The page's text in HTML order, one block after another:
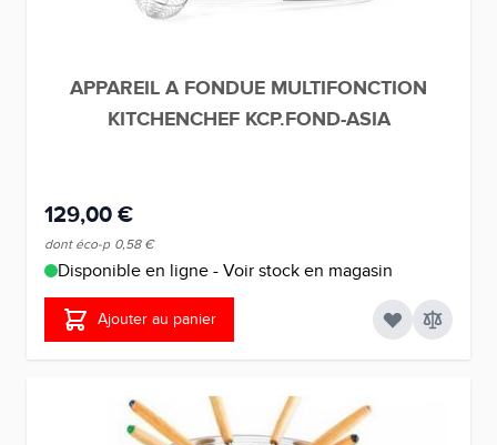
APPAREIL A FONDUE MULTIFONCTION
KITCHENCHEF KCP.FOND-ASIA
129,00 €
dont éco-p 0,58 €
Disponible en ligne - Voir stock en magasin
Ajouter au panier